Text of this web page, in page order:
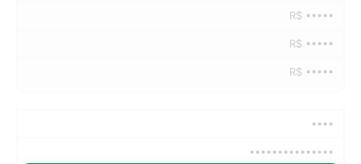
R$ •••••
R$ •••••
R$ •••••
••••
•••••••••••••••